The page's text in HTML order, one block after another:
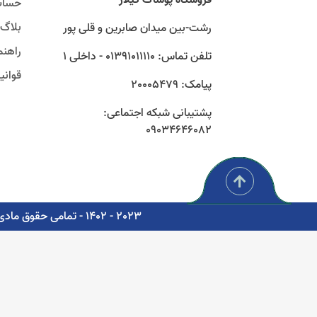
رشت-بین میدان صابرین و قلی پور
تلفن تماس: 01391011110 - داخلی 1
پیامک: 20005479
پشتیبانی شبکه اجتماعی:
09034646082
بلاگ
2023 - 1402 - تمامی حقوق مادی و معنوی برای شرکت پوشاک سبز گستر گیلار محفوظ است. - مشاوره، پشتیبانی و طراحی اتوماسیون دیجیتال: